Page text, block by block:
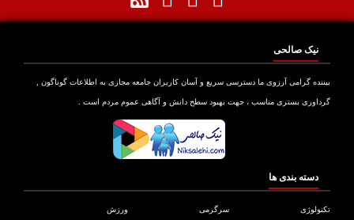
نیک صالحی
بیننده گرامی آرزوی ما دسترسی سریع و آسان کاربران جامعه مجازی به اطلاعات گوناگون ,
گرداوری بستری مناسب ، جهت بهبود سطح دانش و آگاهی عموم مردم است .
دسته بندی ها
تکنولوژی سرگرمی ورزش